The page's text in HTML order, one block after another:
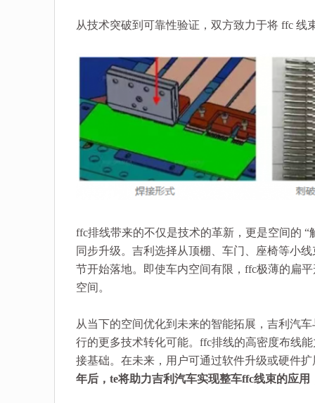
从技术突破到可靠性验证，双方致力于将 ffc
ffc排线带来的不仅是技术的革新，更是空间的
同步升级。吉利选择从顶棚、车门、座椅等小
节开始落地。即使车内空间有限，ffc极薄的扁
空间。
从当下的空间优化到未来的智能拓展，吉利汽
行的更多技术转化可能。ffc排线的高密度布线
接基础。在未来，用户可通过软件升级或硬件
年后，te将助力吉利汽车实现整车ffc线束的应